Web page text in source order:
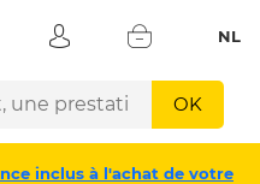
NL
OK
inclus à l'achat de votre